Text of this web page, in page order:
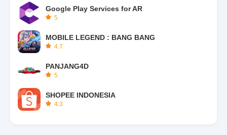
Google Play Services for AR
5
MOBILE LEGEND : BANG BANG
4.7
PANJANG4D
5
SHOPEE INDONESIA
4.3